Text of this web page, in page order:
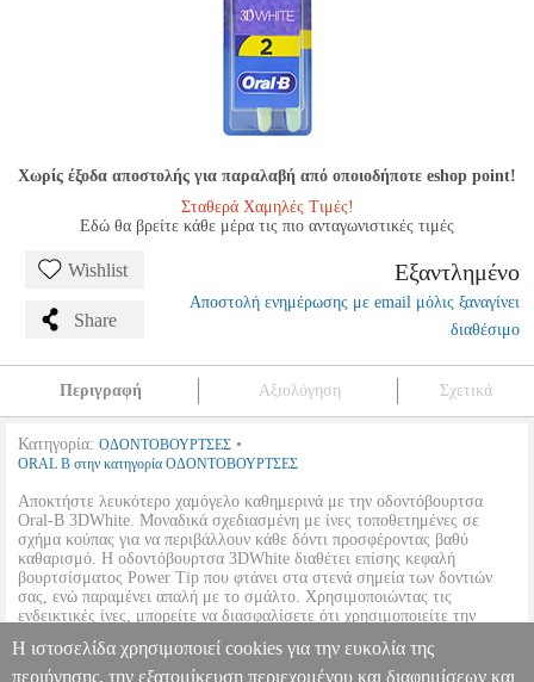
Χωρίς έξοδα αποστολής για παραλαβή από οποιοδήποτε eshop point!
Σταθερά Χαμηλές Τιμές!
Εδώ θα βρείτε κάθε μέρα τις πιο ανταγωνιστικές τιμές
Wishlist
Share
Εξαντλημένο
Αποστολή ενημέρωσης με email μόλις ξαναγίνει
διαθέσιμο
Περιγραφή Αξιολόγηση Σχετικά
Κατηγορία: ΟΔΟΝΤΟΒΟΥΡΤΣΕΣ •
ORAL B στην κατηγορία ΟΔΟΝΤΟΒΟΥΡΤΣΕΣ
Αποκτήστε λευκότερο χαμόγελο καθημερινά με την οδοντόβουρτσα
Oral-B 3DWhite. Μοναδικά σχεδιασμένη με ίνες τοποθετημένες σε
σχήμα κούπας για να περιβάλλουν κάθε δόντι προσφέροντας βαθύ
καθαρισμό. Η οδοντόβουρτσα 3DWhite διαθέτει επίσης κεφαλή
βουρτσίσματος Power Tip που φτάνει στα στενά σημεία των δοντιών
σας, ενώ παραμένει απαλή με το σμάλτο. Χρησιμοποιώντας τις
ενδεικτικές ίνες, μπορείτε να διασφαλίσετε ότι χρησιμοποιείτε την
αποτελεσματικότητα, ενώ το χαμόγελό σας γίνεται πιο λευκό.
•OEM:81776757
Η ιστοσελίδα χρησιμοποιεί cookies για την ευκολία της
περιήγησης, την εξατομίκευση περιεχομένου και διαφημίσεων και